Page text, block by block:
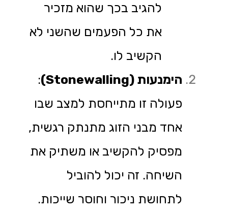
להגיב בכך שהוא מזכיר
את כל הפעמים שהשני לא
הקשיב לו.
הימנעות (Stonewalling)
:
פעולה זו מתייחסת למצב שבו
אחד מבני הזוג מתנתק רגשית,
מפסיק להקשיב או משתיק את
השיחה. זה יכול להוביל
לתחושת ניכור וחוסר שייכות.